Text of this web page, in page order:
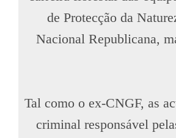
de Protecção da
Nacional Republicana,
Tal como o ex-CNGF, as
criminal responsável